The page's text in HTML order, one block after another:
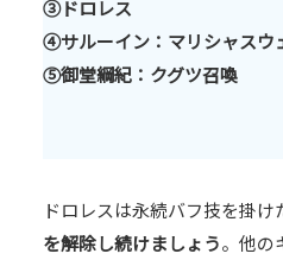
③ドロレス
④サルーイン：マリシャスウ
⑤御堂綱紀：クグツ召喚
ドロレスは永続バフ技を掛け
を解除し続けましょう。他の